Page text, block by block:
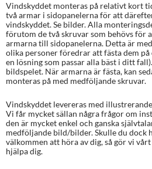
Vindskyddet monteras på relativt kort
två armar i sidopanelerna för att
vindskyddet. Se bilder. Alla
förutom de två skruvar som behövs för
armarna till sidopanelerna. Detta är
olika personer föredrar att fästa dem
en lösning som passar alla bäst i ditt
bildspelet. När armarna är fästa, kan
monteras på med medföljande skruvar.
Vindskyddet levereras med
Vi får mycket sällan några frågor om
den är mycket enkel och ganska
medföljande bild/bilder. Skulle du dock
välkommen att höra av dig, så gör vi
hjälpa dig.